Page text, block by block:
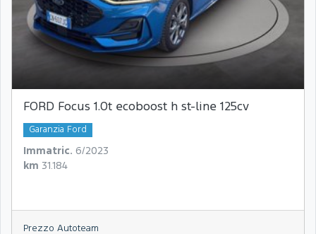
FORD Focus 1.0t ecoboost h st-line 125cv
Garanzia Ford
Immatric. 6/2023
km 31.184
Prezzo Autoteam